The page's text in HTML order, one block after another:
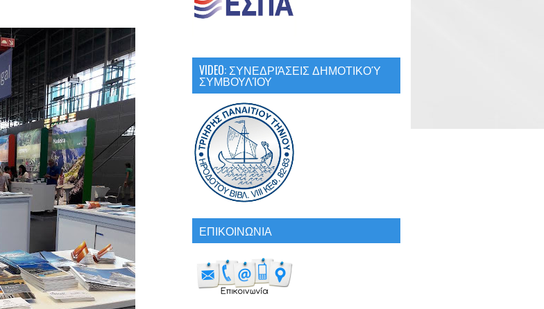
VIDEO: ΣΥΝΕΔΡΙΆΣΕΙΣ ΔΗΜΟΤΙΚΟΎ
ΣΥΜΒΟΥΛΊΟΥ
ΕΠΙΚΟΙΝΩΝΙΑ